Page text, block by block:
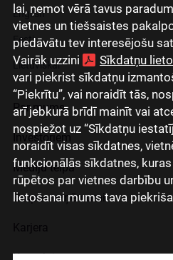
lai, ņemot vērā tavus
vietnes un tiešsaistes
piedāvātu tev interesējošu
Vairāk uzzini
Sīkdatņu
vari piekrist sīkdatņu
“Piekrītu”, vai noraidīt tās,
arī jebkurā brīdī mainīt vai
nospiežot uz “Sīkdatņu
noraidīt visas sīkdatnes,
funkcionālās sīkdatnes,
rūpētos par vietnes darbību
lietošanai mums tava
English
Eesti
Lietuviškai
Par mums
Investoriem
Mediju telpa
Grupas uzņēmumi